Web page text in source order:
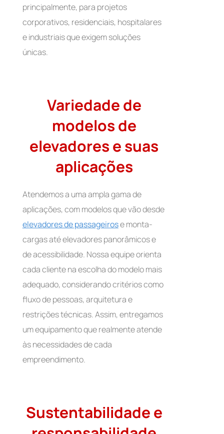
principalmente, para projetos
corporativos, residenciais, hospitalares
e industriais que exigem soluções
únicas.
Variedade de
modelos de
elevadores e suas
aplicações
Atendemos a uma ampla gama de
aplicações, com modelos que vão desde
elevadores de passageirose monta-
cargas até elevadores panorâmicos e
de acessibilidade. Nossa equipe orienta
cada cliente na escolha do modelo mais
adequado, considerando critérios como
fluxo de pessoas, arquitetura e
restrições técnicas. Assim, entregamos
um equipamento que realmente atende
às necessidades de cada
empreendimento.
Sustentabilidade e